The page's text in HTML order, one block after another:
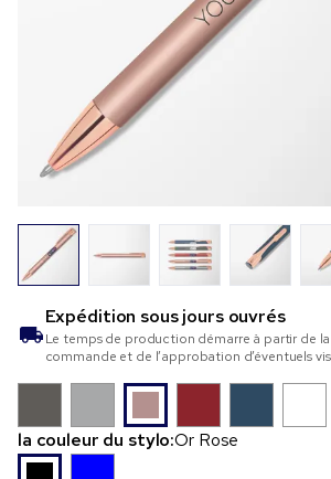
Expédition sousjours ouvrés
Le temps de production démarre à partir de
commande et de l’approbation d’éventuels
la couleur du stylo:Or Rose